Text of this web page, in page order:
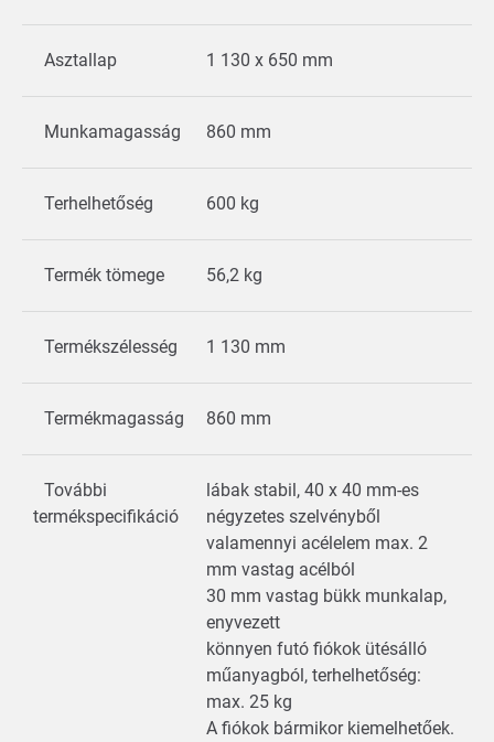
Asztallap 1 130 x 650 mm
Munkamagasság 860 mm
Terhelhetőség 600 kg
Termék tömege 56,2 kg
Termékszélesség 1 130 mm
Termékmagasság 860 mm
További
termékspecifikáció
lábak stabil, 40 x 40 mm-es
négyzetes szelvényből
valamennyi acélelem max. 2
mm vastag acélból
30 mm vastag bükk munkalap,
enyvezett
könnyen futó fiókok ütésálló
műanyagból, terhelhetőség:
max. 25 kg
A fiókok bármikor kiemelhetőek.